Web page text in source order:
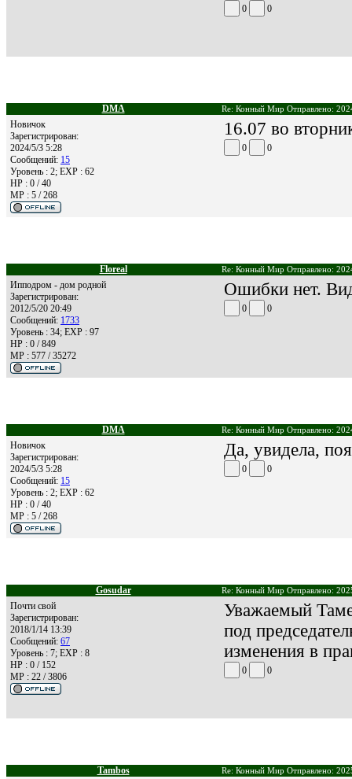
0 0
DMA Re: Конный Мир Отправлено:
Новичок
Зарегистрирован:
2024/5/3 5:28
Сообщений: 15
Уровень : 2; EXP : 62
HP : 0 / 40
MP : 5 / 268
16.07 во
0 0
Floreal Re: Конный Мир Отправлено:
Ипподром - дом родной
Зарегистрирован:
2012/5/20 20:49
Сообщений: 1733
Уровень : 34; EXP : 97
HP : 0 / 849
MP : 577 / 35272
Ошибки нет.
0 0
DMA Re: Конный Мир Отправлено:
Новичок
Зарегистрирован:
2024/5/3 5:28
Сообщений: 15
Уровень : 2; EXP : 62
HP : 0 / 40
MP : 5 / 268
Да, увидела,
0 0
Gosudar Re: Конный Мир Отправлено:
Почти свой
Зарегистрирован:
2018/1/14 13:39
Сообщений: 67
Уровень : 7; EXP : 8
HP : 0 / 152
MP : 22 / 3806
Уважаемый
под
изменения в
0 0
Tambos Re: Конный Мир Отправлено: